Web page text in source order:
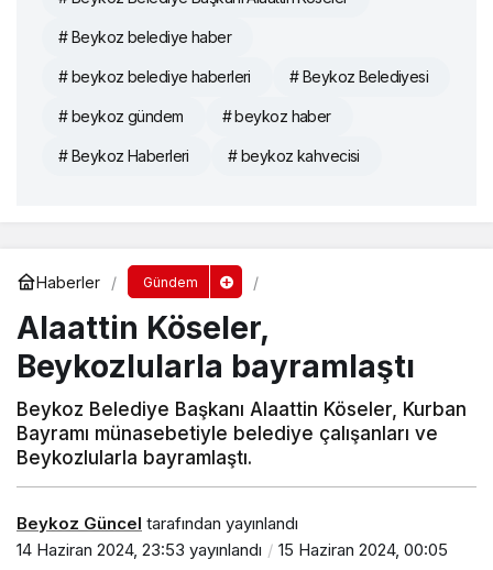
# Beykoz belediye haber
# beykoz belediye haberleri # Beykoz Belediyesi
# beykoz gündem # beykoz haber
# Beykoz Haberleri # beykoz kahvecisi
Haberler Gündem
Alaattin Köseler,
Beykozlularla bayramlaştı
Beykoz Belediye Başkanı Alaattin Köseler, Kurban
Bayramı münasebetiyle belediye çalışanları ve
Beykozlularla bayramlaştı.
Beykoz Güncel tarafından yayınlandı
14 Haziran 2024, 23:53 yayınlandı
15 Haziran 2024, 00:05